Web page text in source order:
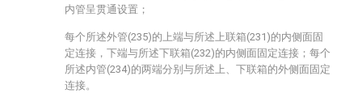
内管呈贯通设置；
每个所述外管(235)的上端与所述上联箱(231)的内侧面固
定连接，下端与所述下联箱(232)的内侧面固定连接；每个
所述内管(234)的两端分别与所述上、下联箱的外侧面固定
连接。